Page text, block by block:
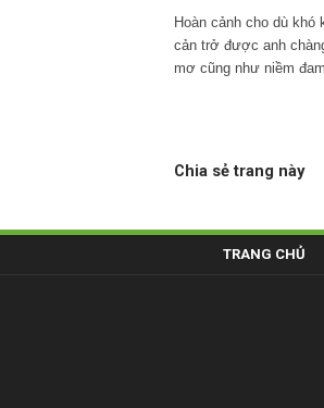
Hoàn cảnh cho dù khó
cản trở được anh
mơ cũng như niềm
Chia sẻ trang này
TRANG CHỦ